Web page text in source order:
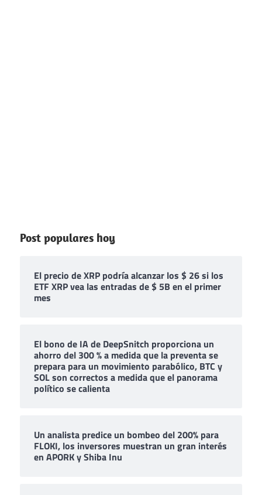
Post populares hoy
El precio de XRP podría alcanzar los $ 26 si los
ETF XRP vea las entradas de $ 5B en el primer
mes
El bono de IA de DeepSnitch proporciona un
ahorro del 300 % a medida que la preventa se
prepara para un movimiento parabólico, BTC y
SOL son correctos a medida que el panorama
político se calienta
Un analista predice un bombeo del 200% para
FLOKI, los inversores muestran un gran interés
en APORK y Shiba Inu